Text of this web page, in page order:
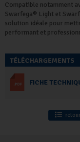
Compatible notamment
Swarfega® Light et
solution idéale pour
performant et
TÉLÉCHARGEMENTS
FICHE
retour